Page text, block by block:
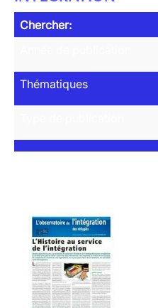
Chercher:
Thématiques